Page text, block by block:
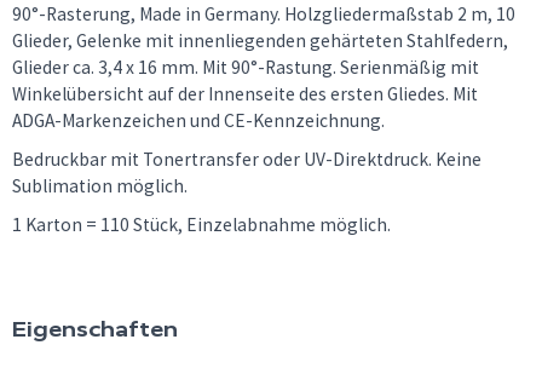
90°-Rasterung, Made in Germany. Holzgliedermaßstab 2 m, 10
Glieder, Gelenke mit innenliegenden gehärteten Stahlfedern,
Glieder ca. 3,4 x 16 mm. Mit 90°-Rastung. Serienmäßig mit
Winkelübersicht auf der Innenseite des ersten Gliedes. Mit
ADGA-Markenzeichen und CE-Kennzeichnung.
Bedruckbar mit Tonertransfer oder UV-Direktdruck. Keine
Sublimation möglich.
1 Karton = 110 Stück, Einzelabnahme möglich.
Eigenschaften